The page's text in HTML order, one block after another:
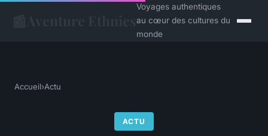
Voyages authentiques
au cœur des cultures du
monde
Accueil›Actu
ACTU